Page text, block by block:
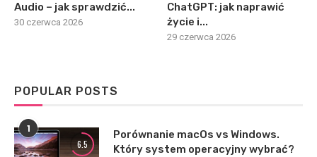
Audio – jak sprawdzić...
30 czerwca 2026
ChatGPT: jak naprawić
życie i...
29 czerwca 2026
POPULAR POSTS
1
6.5
Porównanie macOs vs Windows.
Który system operacyjny wybrać?